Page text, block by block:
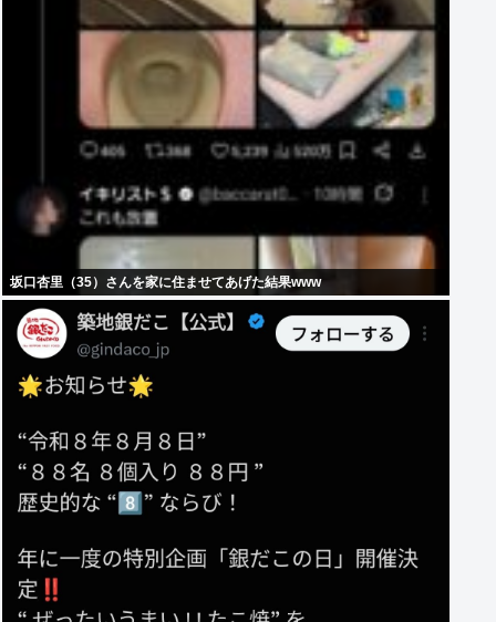
坂口杏里（35）さんを家に住ませてあげた結果www